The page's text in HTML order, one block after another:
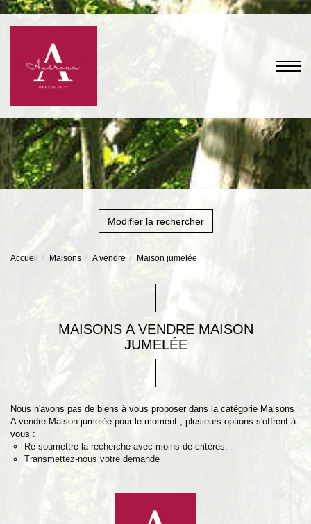
Modifier la rechercher
Accueil Maisons A vendre Maison jumelée
MAISONS A VENDRE MAISON
JUMELÉE
Nous n'avons pas de biens à vous proposer dans la catégorie Maisons
A vendre Maison jumelée pour le moment , plusieurs options s'offrent à
vous :
Re-soumettre la recherche avec moins de critères.
Transmettez-nous votre demande